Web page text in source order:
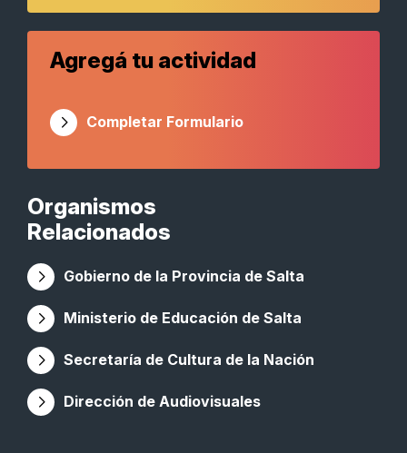
Organismos
Relacionados
Gobierno de la Provincia de Salta
Ministerio de Educación de Salta
Secretaría de Cultura de la Nación
Dirección de Audiovisuales
Agregá tu actividad
Completar Formulario